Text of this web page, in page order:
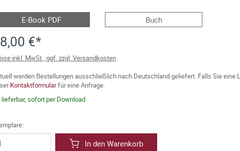
E-Book PDF Buch
€*
inkl. MwSt., ggf. zzgl. Versandkosten
werden Bestellungen ausschließlich nach Deutschland geliefert. Falls Sie
Kontaktformularfür eine Anfrage.
lieferbar, sofort per Download
In den Warenkorb